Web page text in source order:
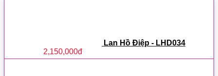
Lan Hồ Điệp - LHD034
2,150,000đ